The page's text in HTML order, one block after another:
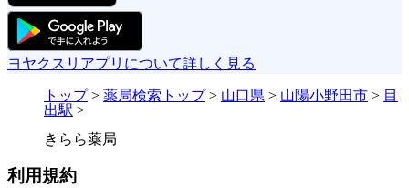
ヨヤクスリアプリについて詳しく見る
トップ> 薬局検索トップ> 山口県 > 山陽小野田市 > 目
出駅 >
きらら薬局
利用規約